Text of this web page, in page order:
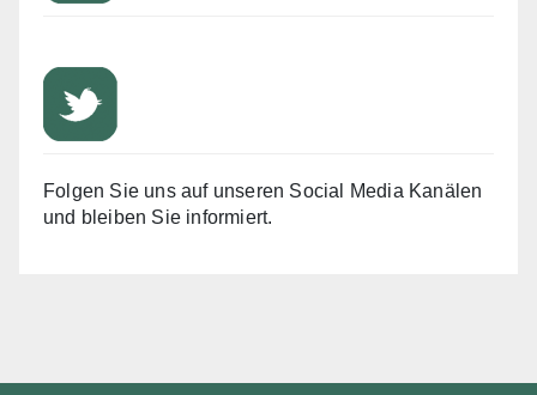
Folgen Sie uns auf unseren Social Media Kanälen
und bleiben Sie informiert.